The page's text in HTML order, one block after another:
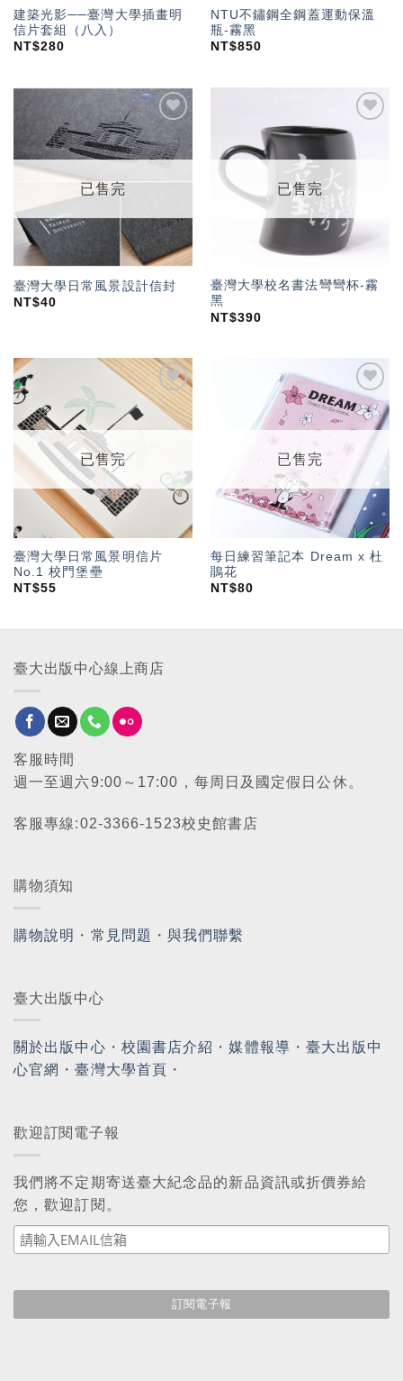
建築光影──臺灣大學插畫明
信片套組（八入）
NT$280
NTU不鏽鋼全鋼蓋運動保溫
瓶-霧黑
NT$850
「願
望輕
已售完
臺灣大學日常風景設計信封
NT$40
已售完
臺灣大學校名書法彎彎杯-霧
黑
NT$390
加入
「願
望輕
已售完
臺灣大學日常風景明信片
No.1 校門堡壘
NT$55
加入
「願
望輕
已售完
每日練習筆記本 Dream x 杜
鵑花
NT$80
臺大出版中心線上商店
客服時間
週一至週六9:00～17:00，每周日及國定假日公休。
客服專線:02-3366-1523校史館書店
購物須知
購物說明 ・ 常見問題 ・與我們聯繫
臺大出版中心
關於出版中心 ・ 校園書店介紹 ・媒體報導 ・ 臺大出版中
心官網 ・臺灣大學首頁 ・
歡迎訂閱電子報
我們將不定期寄送臺大紀念品的新品資訊或折價券給
您，歡迎訂閱。